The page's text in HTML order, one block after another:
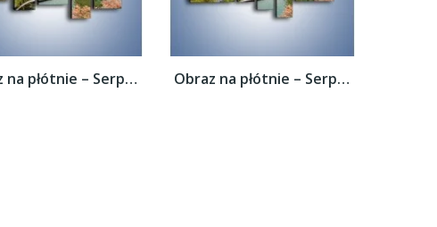
Obraz na płótnie – Serpentyna na wodzie –... Obraz na płótnie – Serpentyna na wodzie –...